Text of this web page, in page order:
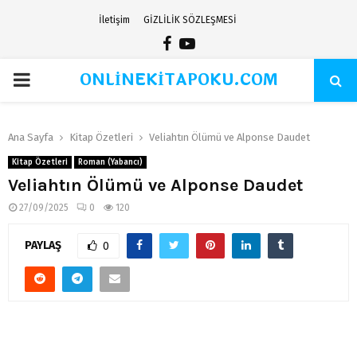
İletişim GİZLİLİK SÖZLEŞMESİ
Facebook
Youtube
PRIMARYONLİNEKİTAPOKU.COM
Ana Sayfa Kitap Özetleri Veliahtın Ölümü ve Alponse Daudet
Kitap Özetleri Roman (Yabancı)
Veliahtın Ölümü ve Alponse Daudet
27/09/2025 0 120
PAYLAŞ 0